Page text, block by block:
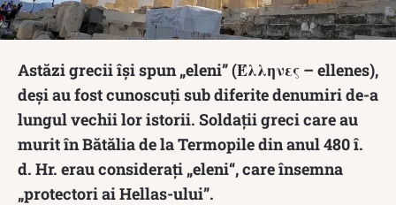
Astăzi grecii își spun „eleni” (Έλληνες – ellenes),
deși au fost cunoscuți sub diferite denumiri de-a
lungul vechii lor istorii. Soldații greci care au
murit în Bătălia de la Termopile din anul 480 î.
d. Hr. erau considerați „eleni“, care însemna
„protectori ai Hellas-ului”.